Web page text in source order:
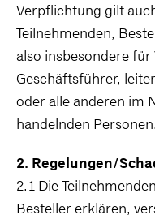
Verpflichtung gilt
Teilnehmenden,
also insbesondere
Geschäftsführer,
oder alle anderen im
handelnden Personen.
2. Regelungen/
2.1 Die
Besteller erklären,